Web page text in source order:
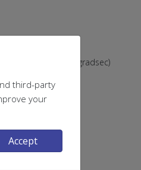
(postsec), 996203 (gradsec)
third-party
your
Accept